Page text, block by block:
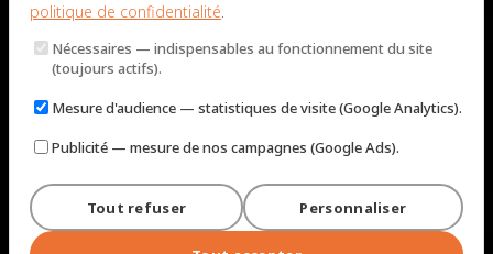
Lun – Jeu : 9h – 12h / 14h – 18h
© 2026 Immobilière Pujol — Marseille. Tous droits réservés.
Mentions légales et tarifsPolitique de confidentialitéPlan du site
politique de confidentialité.
Nécessaires — indispensables au fonctionnement du site
(toujours actifs).
Mesure d'audience — statistiques de visite (Google Analytics).
Publicité — mesure de nos campagnes (Google Ads).
Tout refuser Personnaliser